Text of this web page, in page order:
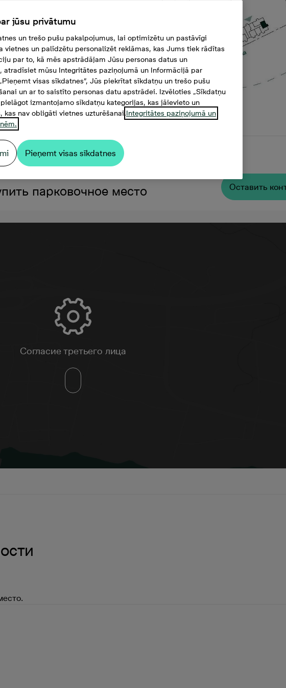
2 комнаты, 43,9 м²
парковочное место Oставить
Согласие третьего лица
jūsu privātumu
un trešo pušu pakalpojumus, lai optimizētu un pastāvīgi
vietnes un palīdzētu personalizēt reklāmas, kas Jums tiek rādītas
par to, kā mēs apstrādājam Jūsu personas datus un
atradīsiet mūsu Integritātes paziņojumā un Informācijā par
visas sīkdatnes”, Jūs piekrītat sīkdatņu un trešo pušu
un ar to saistīto personas datu apstrādei. Izvēloties „Sīkdatņu
izmantojamo sīkdatņu kategorijas, kas jāievieto un
kas nav obligāti vietnes uzturēšanai.Integritātes paziņojumā un
Pieņemt visas sīkdatnes